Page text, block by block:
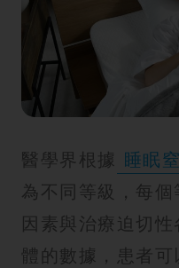
醫學界根據 睡眠
為不同等級，每
因素與治療迫切
體的數據，患者